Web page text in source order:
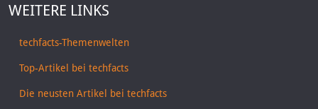
WEITERE LINKS
techfacts-Themenwelten
Top-Artikel bei techfacts
Die neusten Artikel bei techfacts